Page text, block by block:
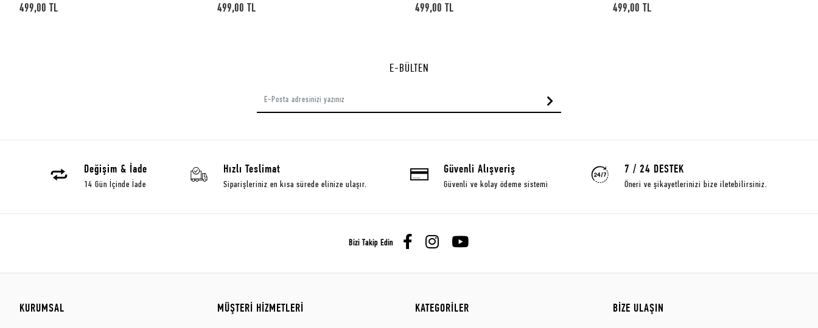
499,00 TL 499,00 TL 499,00 TL 499,00 TL
E-BÜLTEN
Değişim & İade
14 Gün İçinde İade
Hızlı Teslimat
Siparişleriniz en kısa sürede elinize ulaşır.
Güvenli Alışveriş
Güvenli ve kolay ödeme sistemi
7 / 24 DESTEK
Öneri ve şikayetlerinizi bize iletebilirsiniz.
Bizi Takip Edin
KURUMSAL MÜŞTERİ HİZMETLERİ KATEGORİLER BİZE ULAŞIN